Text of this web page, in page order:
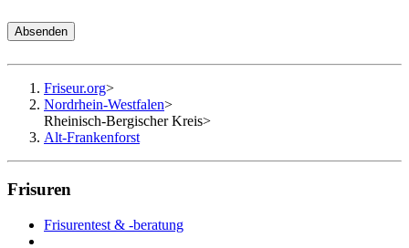
Absenden
Friseur.org>
Nordrhein-Westfalen>
Rheinisch-Bergischer Kreis>
Alt-Frankenforst
Frisuren
Frisurentest & -beratung